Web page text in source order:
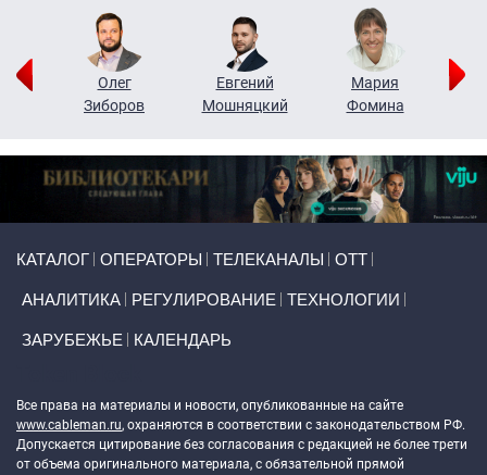
Олег
Зиборов
Евгений
Мошняцкий
Мария
Фомина
КАТАЛОГ ОПЕРАТОРЫ ТЕЛЕКАНАЛЫ ОТТ
АНАЛИТИКА РЕГУЛИРОВАНИЕ ТЕХНОЛОГИИ
ЗАРУБЕЖЬЕ КАЛЕНДАРЬ
Все права на материалы и новости, опубликованные на сайте
www.cableman.ru, охраняются в соответствии с законодательством РФ.
Допускается цитирование без согласования с редакцией не более трети
от объема оригинального материала, с обязательной прямой